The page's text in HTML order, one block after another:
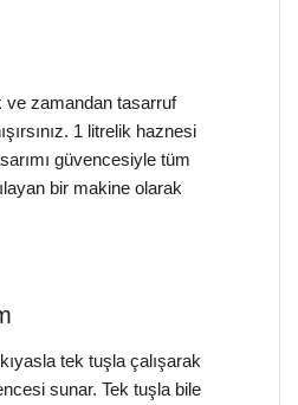
ve zamandan tasarruf
1 litrelik haznesi
güvencesiyle tüm
bir makine olarak
tek tuşla çalışarak
sunar. Tek tuşla bile